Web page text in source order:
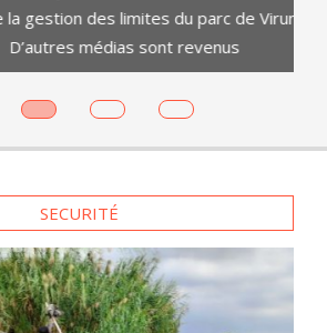
des limites du parc de Virunga.
médias sont revenus
SECURITÉ